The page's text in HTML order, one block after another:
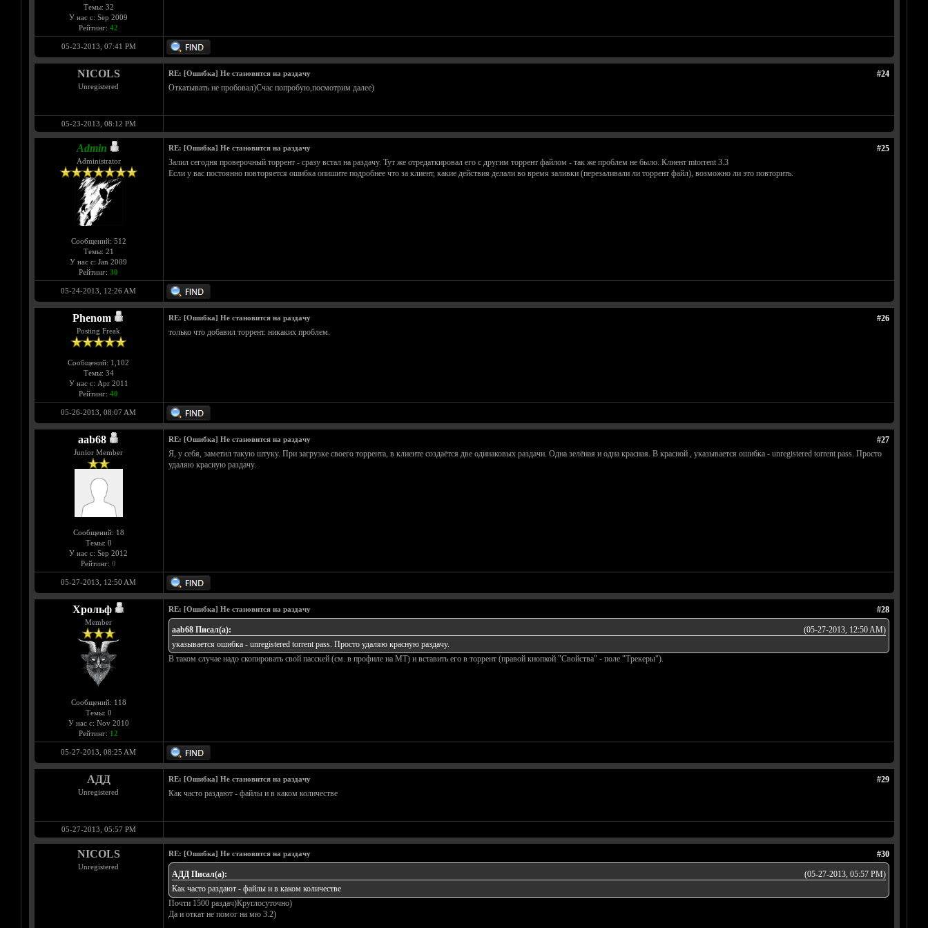
Темы: 32
У нас с: Sep 2009
Рейтинг: 42
05-23-2013, 07:41 PM
NICOLS
Unregistered
#24
RE: [Ошибка] Не становится на раздачу
Откатывать не пробовал)Счас попробую,посмотрим далее)
05-23-2013, 08:12 PM
Admin
Administrator
Сообщений: 512
Темы: 21
У нас с: Jan 2009
Рейтинг: 30
#25
RE: [Ошибка] Не становится на раздачу
Залил сегодня проверочный торрент - сразу встал на раздачу. Тут же отредаткировал его с другим торрент файлом - так же проблем не было. Клиент mtorrent 3.3
Если у вас постоянно повторяется ошибка опишите подробнее что за клиент, какие действия делали во время заливки (перезаливали ли торрент файл), возможно ли это повторить.
05-24-2013, 12:26 AM
Phenom
Posting Freak
Сообщений: 1,102
Темы: 34
У нас с: Apr 2011
Рейтинг: 40
#26
RE: [Ошибка] Не становится на раздачу
только что добавил торрент. никаких проблем.
05-26-2013, 08:07 AM
aab68
Junior Member
Сообщений: 18
Темы: 0
У нас с: Sep 2012
Рейтинг: 0
#27
RE: [Ошибка] Не становится на раздачу
Я, у себя, заметил такую штуку. При загрузке своего торрента, в клиенте создаётся две одинаковых раздачи. Одна зелёная и одна красная. В красной , указывается ошибка - unregistered torrent pass. Просто
удаляю красную раздачу.
05-27-2013, 12:50 AM
Хрольф
Member
Сообщений: 118
Темы: 0
У нас с: Nov 2010
Рейтинг: 12
#28
RE: [Ошибка] Не становится на раздачу
(05-27-2013, 12:50 AM)
aab68 Писал(а):
указывается ошибка - unregistered torrent pass. Просто удаляю красную раздачу.
В таком случае надо скопировать свой пасскей (см. в профиле на MT) и вставить его в торрент (правой кнопкой "Свойства" - поле "Трекеры").
05-27-2013, 08:25 AM
АДД
Unregistered
#29
RE: [Ошибка] Не становится на раздачу
Как часто раздают - файлы и в каком количестве
05-27-2013, 05:57 PM
NICOLS
Unregistered
#30
RE: [Ошибка] Не становится на раздачу
(05-27-2013, 05:57 PM)
АДД Писал(а):
Как часто раздают - файлы и в каком количестве
Почти 1500 раздач)Круглосуточно)
Да и откат не помог на мю 3.2)